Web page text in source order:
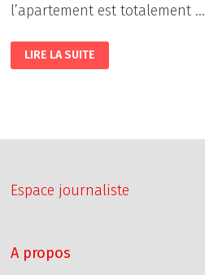
l’apartement est totalement …
LES
CHIENS,
PARTIE
LIRE LA SUITE
Espace journaliste
A propos